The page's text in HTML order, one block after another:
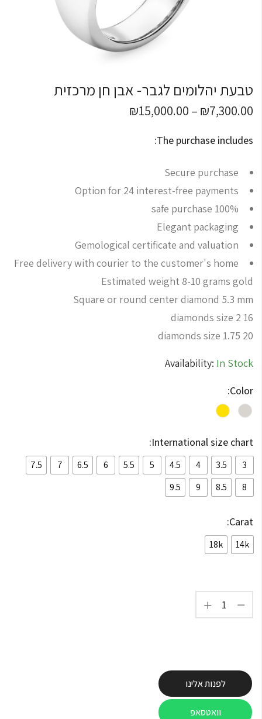
טבעת יהלומים לגבר- אבן חן מרכזית
₪7,300.00
–
₪15,000.00
The purchase includes:
Secure purchase
Option for 24 interest-free payments
100% safe purchase
Elegant packaging
Gemological certificate and valuation
Free delivery with courier to the customer's home
Estimated weight 8-10 grams gold
Square or round center diamond 5.3 mm
16 diamonds size 2
20 diamonds size 1.75
Availability: In Stock
Color:
International size chart:
3
3.5
4
4.5
5
5.5
6
6.5
7
7.5
8
8.5
9
9.5
Carat:
14k
18k
לפנות אלינו
וואטסאפ